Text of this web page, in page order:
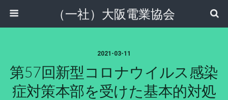
（一社）大阪電業協会
2021-03-11
第57回新型コロナウイルス感染
症対策本部を受けた基本的対処